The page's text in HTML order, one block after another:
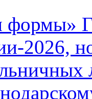
формы»
2026,